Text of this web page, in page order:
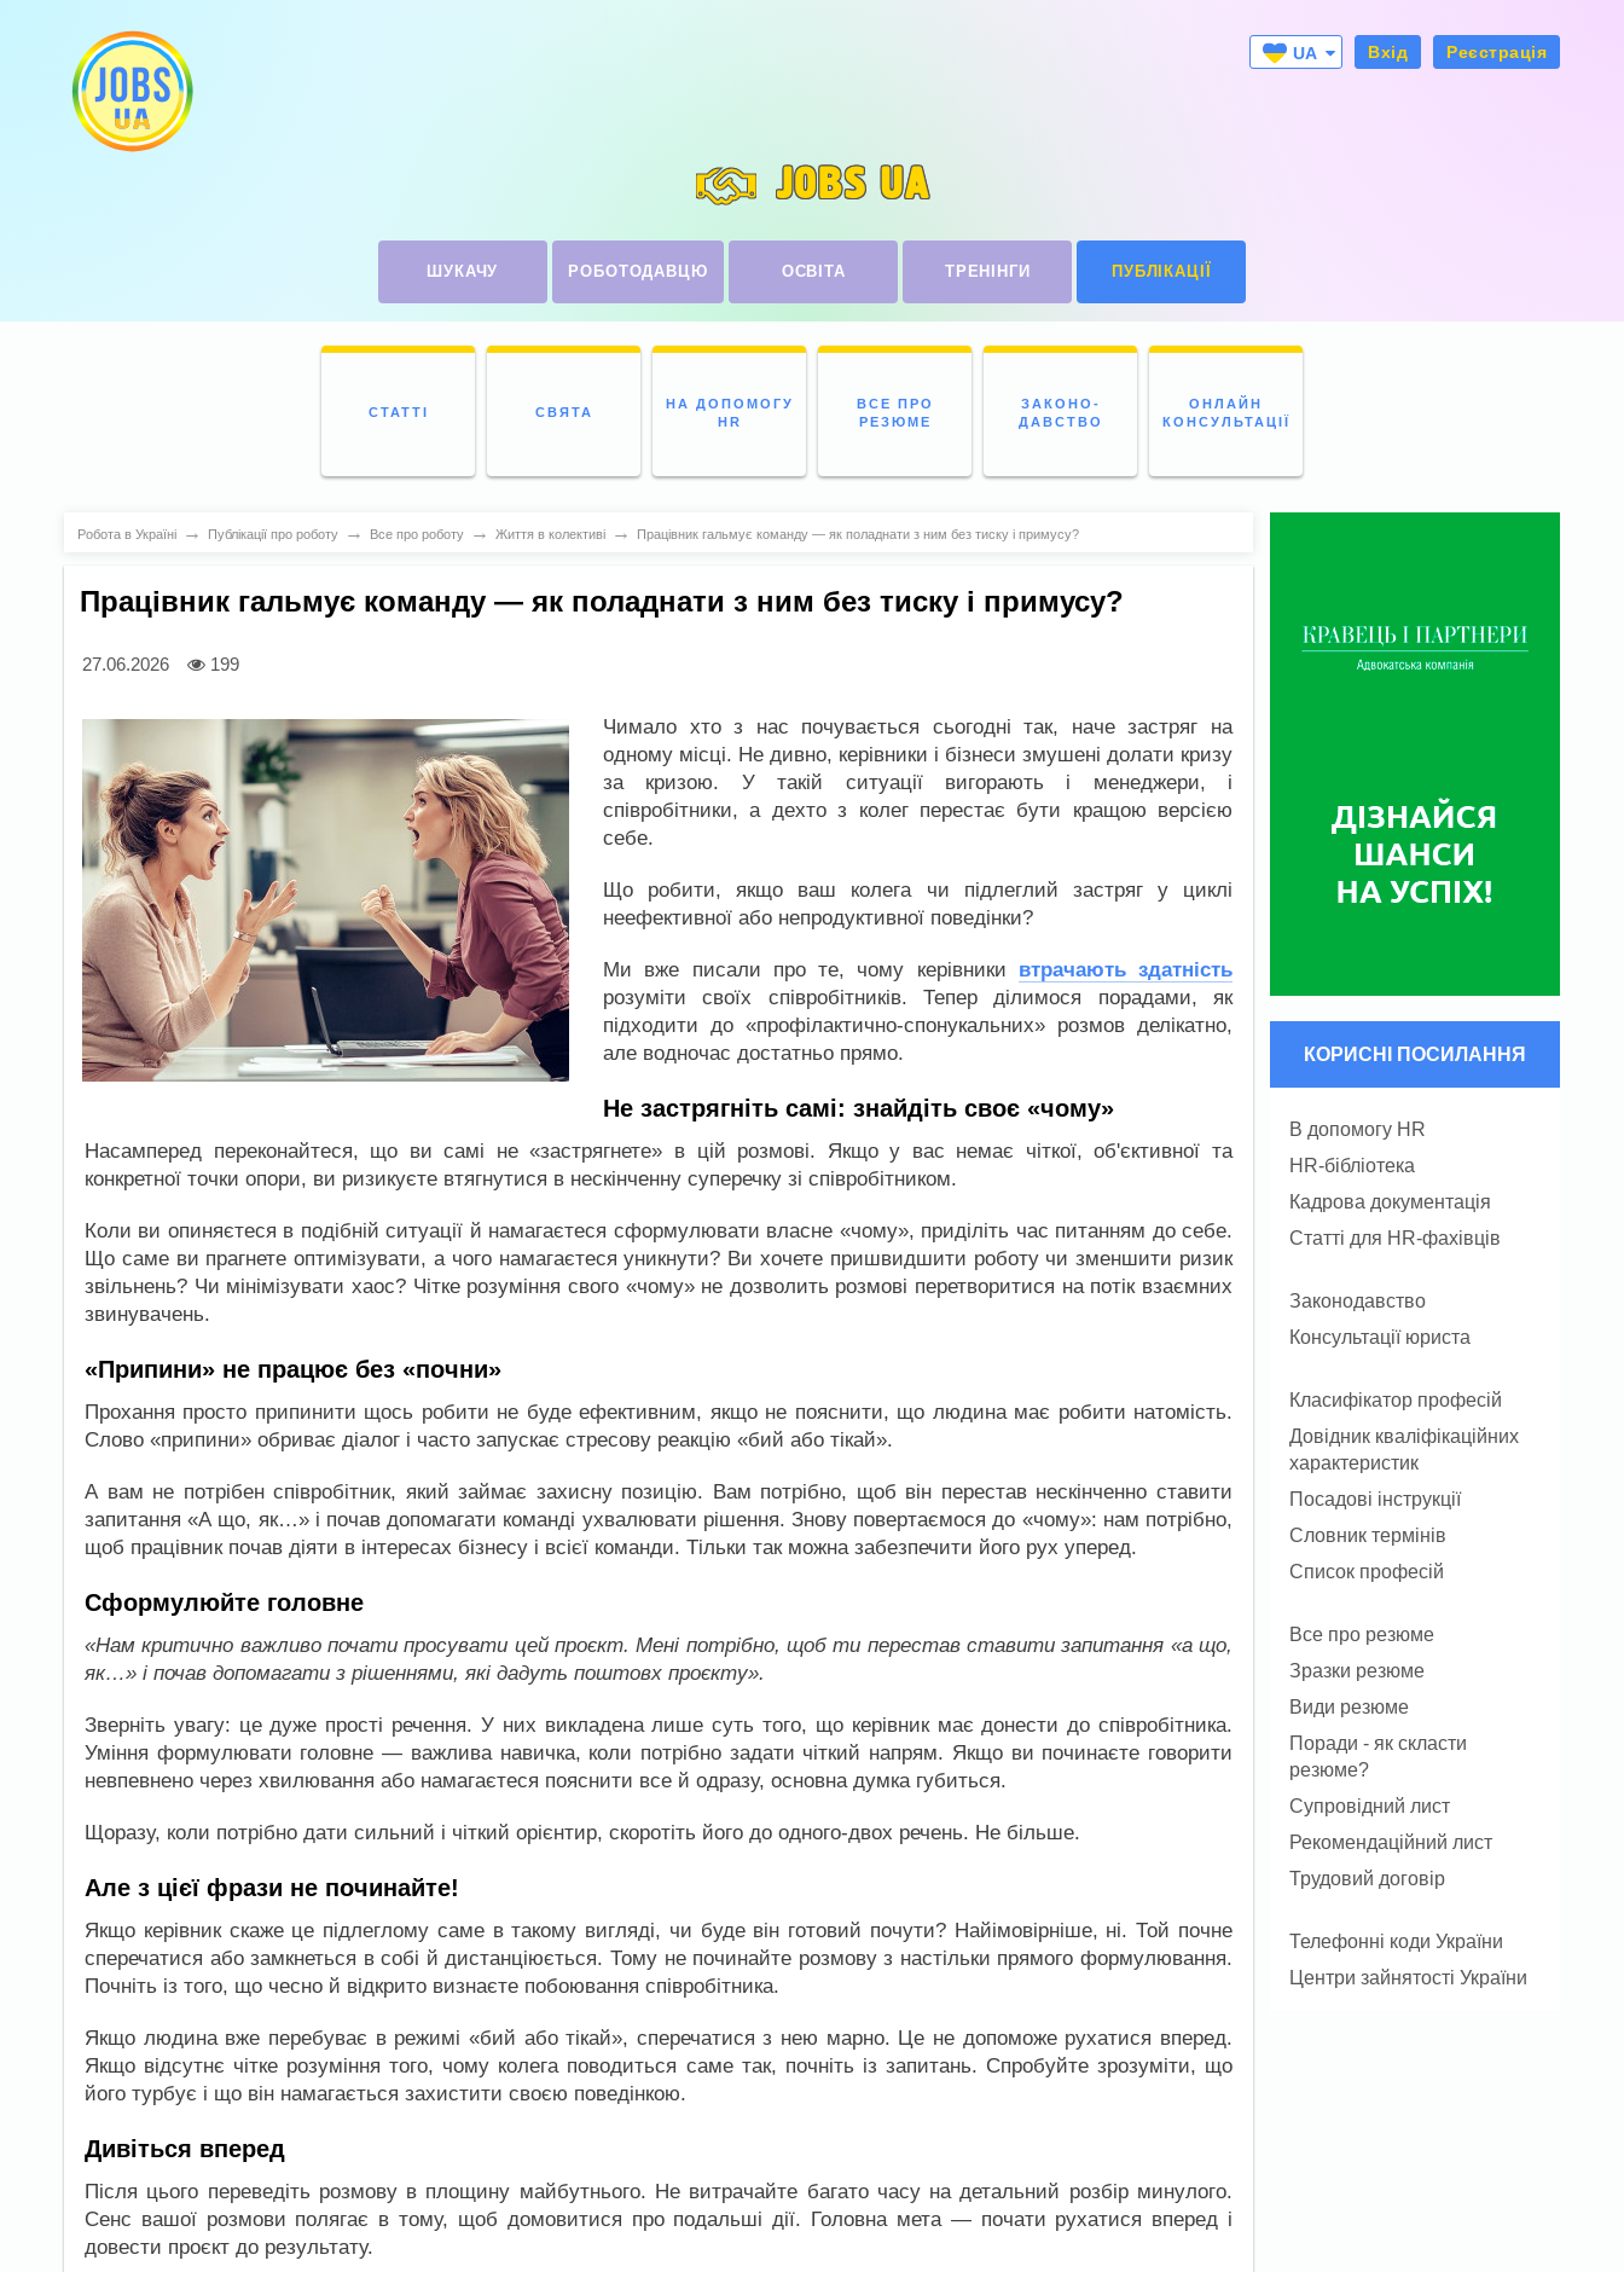
UA
Вхід Реєстрація
JOBS UA
ШУКАЧУ РОБОТОДАВЦЮ ОСВІТА ТРЕНІНГИ ПУБЛІКАЦІЇ
СТАТТІ СВЯТА
НА ДОПОМОГУ
HR
ВСЕ ПРО
РЕЗЮМЕ
ЗАКОНО-
ДАВСТВО
ОНЛАЙН
КОНСУЛЬТАЦІЇ
Робота в Україні → Публікації про роботу → Все про роботу → Життя в колективі → Працівник гальмує команду — як поладнати з ним без тиску і примусу?
Працівник гальмує команду — як поладнати з ним без тиску і примусу?
27.06.2026 199
Чимало хто з нас почувається сьогодні так, наче застряг на
одному місці. Не дивно, керівники і бізнеси змушені долати кризу
за кризою. У такій ситуації вигорають і менеджери, і
співробітники, а дехто з колег перестає бути кращою версією
себе.
Що робити, якщо ваш колега чи підлеглий застряг у циклі
неефективної або непродуктивної поведінки?
Ми вже писали про те, чому керівники втрачають здатність
розуміти своїх співробітників. Тепер ділимося порадами, як
підходити до «профілактично-спонукальних» розмов делікатно,
але водночас достатньо прямо.
Не застрягніть самі: знайдіть своє «чому»
Насамперед переконайтеся, що ви самі не «застрягнете» в цій розмові. Якщо у вас немає чіткої, об'єктивної та
конкретної точки опори, ви ризикуєте втягнутися в нескінченну суперечку зі співробітником.
Коли ви опиняєтеся в подібній ситуації й намагаєтеся сформулювати власне «чому», приділіть час питанням до себе.
Що саме ви прагнете оптимізувати, а чого намагаєтеся уникнути? Ви хочете пришвидшити роботу чи зменшити ризик
звільнень? Чи мінімізувати хаос? Чітке розуміння свого «чому» не дозволить розмові перетворитися на потік взаємних
звинувачень.
«Припини» не працює без «почни»
Прохання просто припинити щось робити не буде ефективним, якщо не пояснити, що людина має робити натомість.
Слово «припини» обриває діалог і часто запускає стресову реакцію «бий або тікай».
А вам не потрібен співробітник, який займає захисну позицію. Вам потрібно, щоб він перестав нескінченно ставити
запитання «А що, як…» і почав допомагати команді ухвалювати рішення. Знову повертаємося до «чому»: нам потрібно,
щоб працівник почав діяти в інтересах бізнесу і всієї команди. Тільки так можна забезпечити його рух уперед.
Сформулюйте головне
«Нам критично важливо почати просувати цей проєкт. Мені потрібно, щоб ти перестав ставити запитання «а що,
як…» і почав допомагати з рішеннями, які дадуть поштовх проєкту».
Зверніть увагу: це дуже прості речення. У них викладена лише суть того, що керівник має донести до співробітника.
Уміння формулювати головне — важлива навичка, коли потрібно задати чіткий напрям. Якщо ви починаєте говорити
невпевнено через хвилювання або намагаєтеся пояснити все й одразу, основна думка губиться.
Щоразу, коли потрібно дати сильний і чіткий орієнтир, скоротіть його до одного-двох речень. Не більше.
Але з цієї фрази не починайте!
Якщо керівник скаже це підлеглому саме в такому вигляді, чи буде він готовий почути? Найімовірніше, ні. Той почне
сперечатися або замкнеться в собі й дистанціюється. Тому не починайте розмову з настільки прямого формулювання.
Почніть із того, що чесно й відкрито визнаєте побоювання співробітника.
Якщо людина вже перебуває в режимі «бий або тікай», сперечатися з нею марно. Це не допоможе рухатися вперед.
Якщо відсутнє чітке розуміння того, чому колега поводиться саме так, почніть із запитань. Спробуйте зрозуміти, що
його турбує і що він намагається захистити своєю поведінкою.
Дивіться вперед
Після цього переведіть розмову в площину майбутнього. Не витрачайте багато часу на детальний розбір минулого.
Сенс вашої розмови полягає в тому, щоб домовитися про подальші дії. Головна мета — почати рухатися вперед і
довести проєкт до результату.
КОРИСНІ ПОСИЛАННЯ
В допомогу HR
HR-бібліотека
Кадрова документація
Статті для HR-фахівців
Законодавство
Консультації юриста
Класифікатор професій
Довідник кваліфікаційних
характеристик
Посадові інструкції
Словник термінів
Список професій
Все про резюме
Зразки резюме
Види резюме
Поради - як скласти
резюме?
Супровідний лист
Рекомендаційний лист
Трудовий договір
Телефонні коди України
Центри зайнятості України